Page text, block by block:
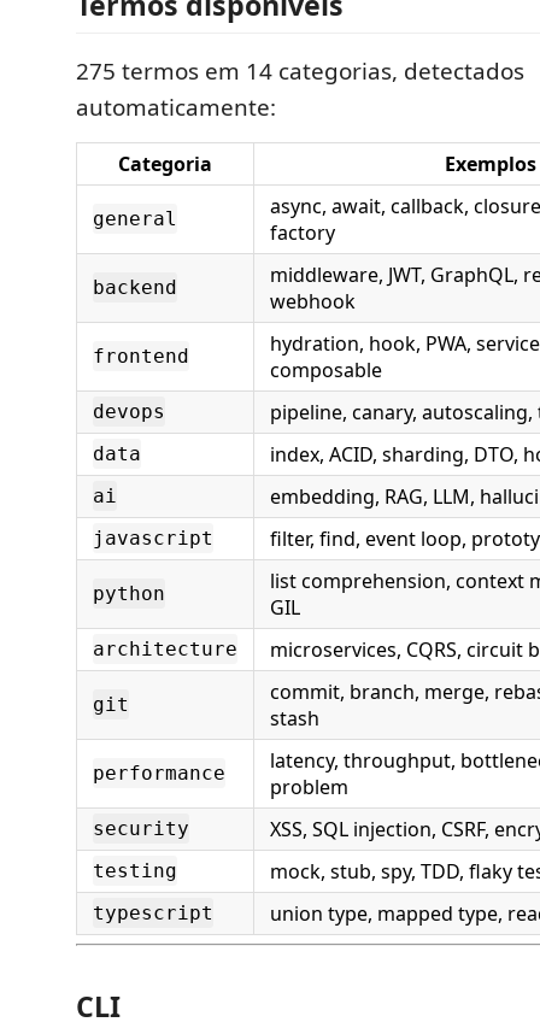
275 termos em 14 categorias, detectados
automaticamente:
Categoria Exemplos
general
async, await, callback,
factory
backend
middleware, JWT, GraphQL,
webhook
frontend
hydration, hook, PWA,
composable
devops pipeline, canary,
data index, ACID, sharding, DTO,
ai embedding, RAG, LLM,
javascript filter, find, event loop,
python
list comprehension, context
GIL
architecture microservices, CQRS, circuit
git
commit, branch, merge,
stash
performance
latency, throughput,
problem
security XSS, SQL injection, CSRF,
testing mock, stub, spy, TDD, flaky
typescript union type, mapped type,
CLI